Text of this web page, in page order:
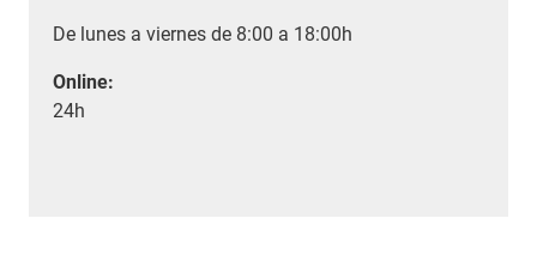
De lunes a viernes de 8:00 a 18:00h
Online:
24h